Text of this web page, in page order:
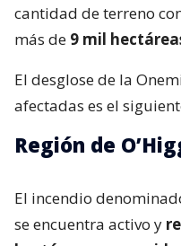
cantidad de terreno
más de 9 mil
El desglose de la
afectadas es el
Región de
El incendio
se encuentra activo y